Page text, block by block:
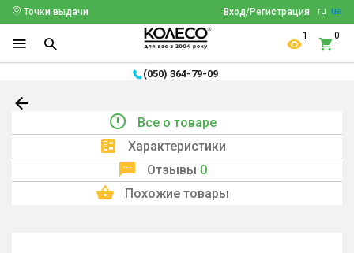
ru ua
Вход/Регистрация
Точки выдачи
1 0
(050) 364-79-09
Все о товаре
Характеристики
Отзывы 0
Похожие товары